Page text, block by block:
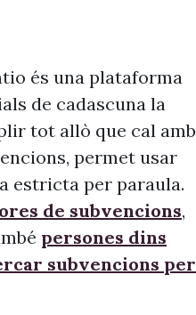
és una plataforma
de cadascuna la
tot allò que cal amb
permet usar
estricta per paraula.
de subvencions,
persones dins
subvencions per